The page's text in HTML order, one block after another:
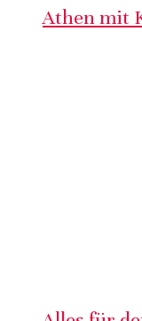
Athen mit